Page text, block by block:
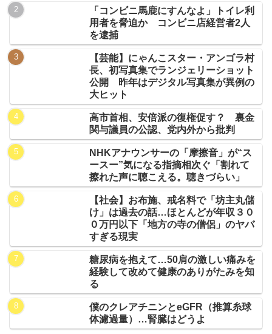
「コンビニ馬鹿にすんなよ」トイレ利
用者を脅迫か コンビニ店経営者2人
を逮捕
【芸能】にゃんこスター・アンゴラ村
長、初写真集でランジェリーショット
公開 昨年はデジタル写真集が異例の
大ヒット
高市首相、安倍派の復権促す？ 裏金
関与議員の公認、党内外から批判
NHKアナウンサーの「摩擦音」が“ス
ースー”気になる指摘相次ぐ「割れて
擦れた声に聴こえる。聴きづらい」
【社会】お布施、戒名料で「坊主丸儲
け」は過去の話…ほとんどが年収３０
０万円以下「地方の寺の僧侶」のヤバ
すぎる現実
糖尿病を抱えて…50肩の激しい痛みを
経験して改めて健康のありがたみを知
る
僕のクレアチニンとeGFR（推算糸球
体濾過量）…腎臓はどうよ